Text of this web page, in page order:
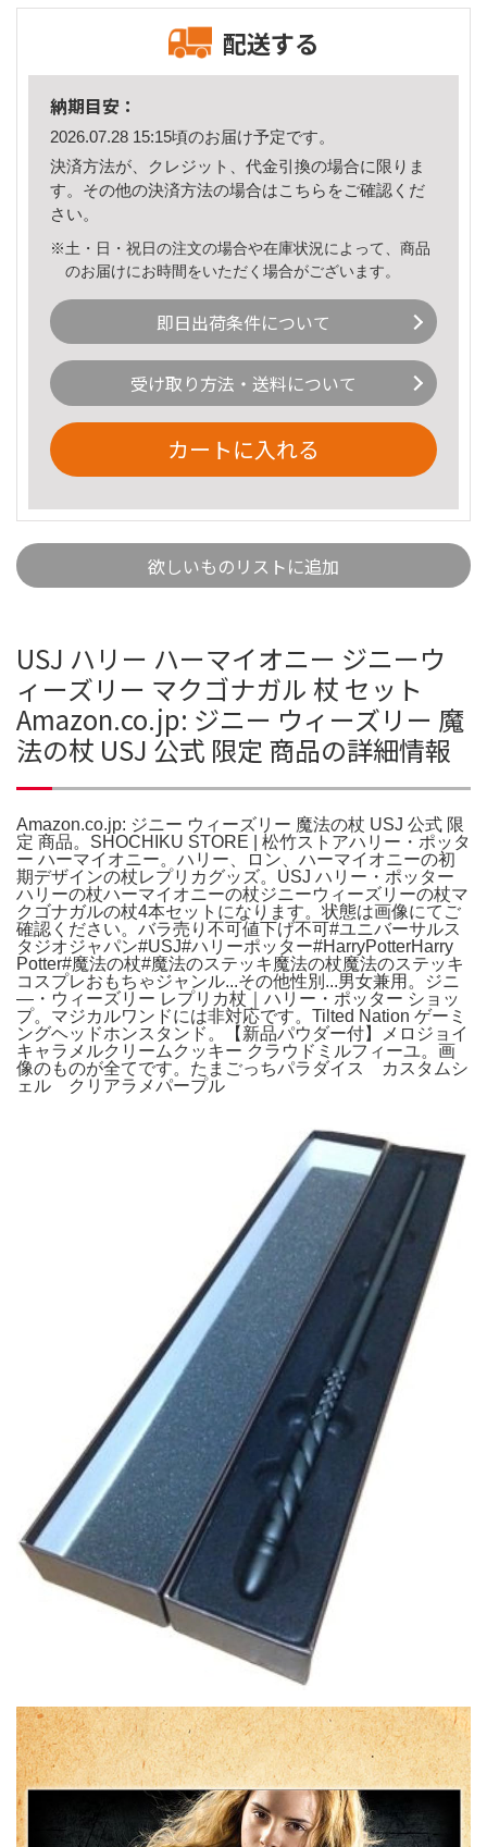
配送する
納期目安：
2026.07.28 15:15頃のお届け予定です。
決済方法が、クレジット、代金引換の場合に限りま
す。その他の決済方法の場合はこちら をご確認くだ
さい。
※土・日・祝日の注文の場合や在庫状況によって、商品
のお届けにお時間をいただく場合がございます。
即日出荷条件について
受け取り方法・送料について
カートに入れる
欲しいものリストに追加
USJ ハリー ハーマイオニー ジニーウ
ィーズリー マクゴナガル 杖 セット
Amazon.co.jp: ジニー ウィーズリー 魔
法の杖 USJ 公式 限定 商品の詳細情報
Amazon.co.jp: ジニー ウィーズリー 魔法の杖 USJ 公式 限
定 商品。SHOCHIKU STORE | 松竹ストアハリー・ポッタ
ー ハーマイオニー。ハリー、ロン、ハーマイオニーの初
期デザインの杖レプリカグッズ。USJ ハリー・ポッター
ハリーの杖ハーマイオニーの杖ジニーウィーズリーの杖マ
クゴナガルの杖4本セットになります。状態は画像にてご
確認ください。バラ売り不可値下げ不可#ユニバーサルス
タジオジャパン#USJ#ハリーポッター#HarryPotterHarry
Potter#魔法の杖#魔法のステッキ魔法の杖魔法のステッキ
コスプレおもちゃジャンル...その他性別...男女兼用。ジニ
―・ウィーズリー レプリカ杖｜ハリー・ポッター ショッ
プ。マジカルワンドには非対応です。Tilted Nation ゲーミ
ングヘッドホンスタンド。【新品パウダー付】メロジョイ
キャラメルクリームクッキー クラウドミルフィーユ。画
像のものが全てです。たまごっちパラダイス カスタムシ
ェル クリアラメパープル